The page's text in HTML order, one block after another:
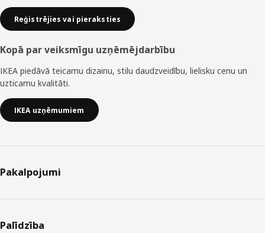
Reģistrējies vai pieraksties
Kopā par veiksmīgu uzņēmējdarbību
IKEA piedāvā teicamu dizainu, stilu daudzveidību, lielisku cenu un
uzticamu kvalitāti.
IKEA uzņēmumiem
Pakalpojumi
Palīdzība